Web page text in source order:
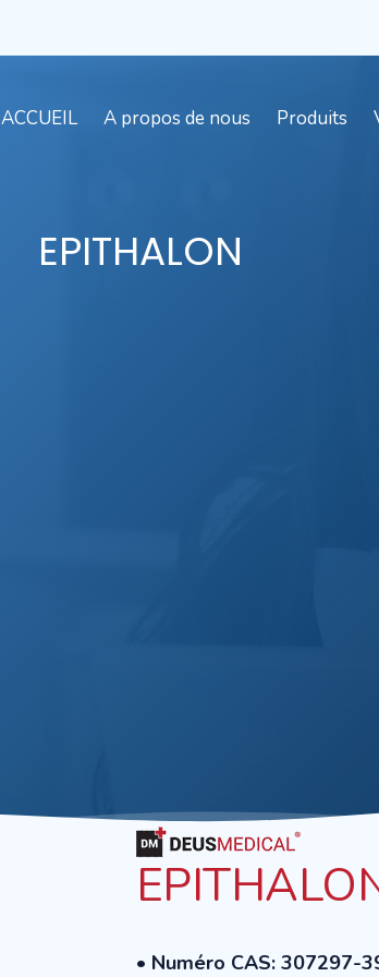
ACCUEIL A propos de nous Produits
EPITHALON
• Numéro CAS: 307297-